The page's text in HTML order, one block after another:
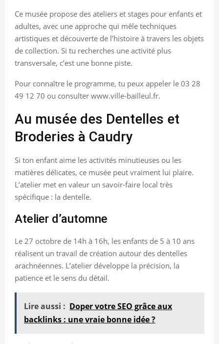
Ce musée propose des ateliers et stages pour enfants et
adultes, avec une approche qui mêle techniques
artistiques et découverte de l’histoire à travers les objets
de collection. Si tu recherches une activité plus
transversale, c’est une bonne piste.
Pour connaître le programme, tu peux appeler le 03 28
49 12 70 ou consulter www.ville-bailleul.fr.
Au musée des Dentelles et
Broderies à Caudry
Si ton enfant aime les activités minutieuses ou les
matières délicates, ce musée peut vraiment lui plaire.
L’atelier met en valeur un savoir-faire local très
spécifique : la dentelle.
Atelier d’automne
Le 27 octobre de 14h à 16h, les enfants de 5 à 10 ans
réalisent un travail de création autour des dentelles
arachnéennes. L’atelier développe la précision, la
patience et le sens du détail.
Lire aussi : Doper votre SEO grâce aux
backlinks : une vraie bonne idée ?